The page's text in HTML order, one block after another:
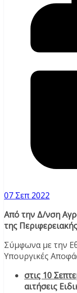
07 Σεπ 2022
Από την Δ/νση
της
Σύμφωνα με την
Υπουργικές
στις 10
αιτήσεις